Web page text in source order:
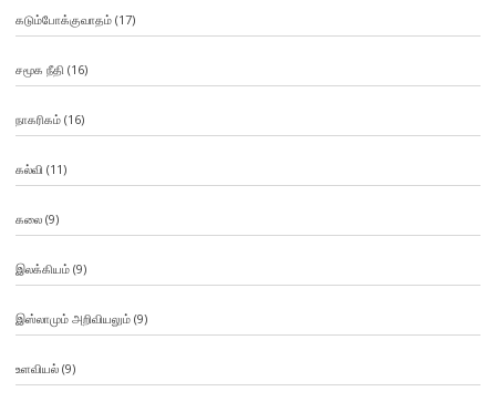
கடும்போக்குவாதம்(17)
சமூக நீதி (16)
நாகரிகம்(16)
கல்வி (11)
கலை(9)
இலக்கியம்(9)
இஸ்லாமும் அறிவியலும்(9)
உளவியல்(9)